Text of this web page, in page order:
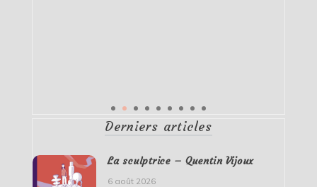
Derniers articles
La sculptrice – Quentin Vijoux
6 août 2026